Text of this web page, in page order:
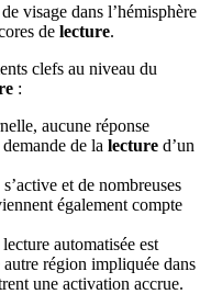
visage dans l’hémisphère
de lecture.
clefs au niveau du
:
aucune réponse
de la lectured’un
et de nombreuses
également compte
automatisée est
région impliquée dans
une activation accrue.